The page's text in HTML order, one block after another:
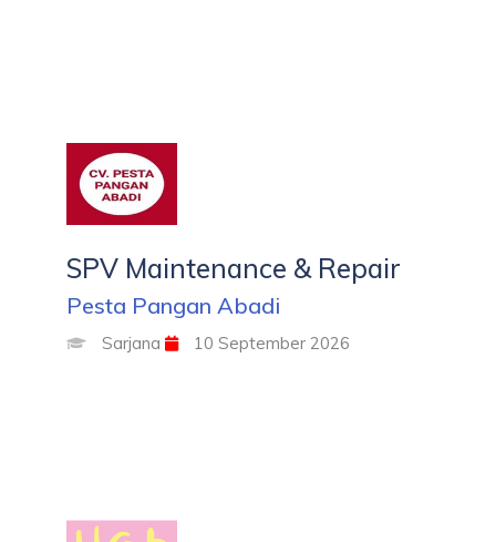
SPV Maintenance & Repair
Pesta Pangan Abadi
Sarjana 10 September 2026